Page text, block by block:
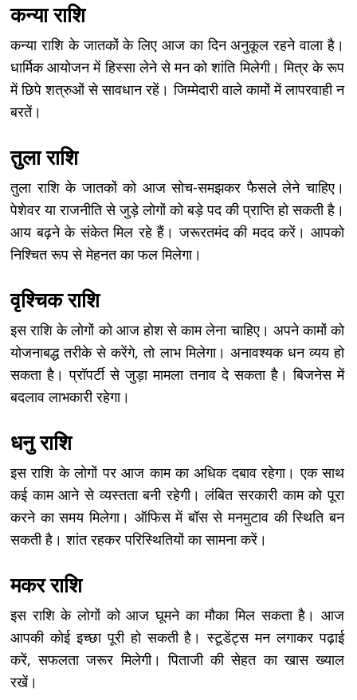
कन्या राशि
कन्या राशि के जातकों के लिए आज का दिन अनुकूल रहने वाला है।
धार्मिक आयोजन में हिस्सा लेने से मन को शांति मिलेगी। मित्र के रूप
में छिपे शत्रुओं से सावधान रहें। जिम्मेदारी वाले कामों में लापरवाही न
बरतें।
तुला राशि
तुला राशि के जातकों को आज सोच-समझकर फैसले लेने चाहिए।
पेशेवर या राजनीति से जुड़े लोगों को बड़े पद की प्राप्ति हो सकती है।
आय बढ़ने के संकेत मिल रहे हैं। जरूरतमंद की मदद करें। आपको
निश्चित रूप से मेहनत का फल मिलेगा।
वृश्चिक राशि
इस राशि के लोगों को आज होश से काम लेना चाहिए। अपने कामों को
योजनाबद्ध तरीके से करेंगे, तो लाभ मिलेगा। अनावश्यक धन व्यय हो
सकता है। प्रॉपर्टी से जुड़ा मामला तनाव दे सकता है। बिजनेस में
बदलाव लाभकारी रहेगा।
धनु राशि
इस राशि के लोगों पर आज काम का अधिक दबाव रहेगा। एक साथ
कई काम आने से व्यस्तता बनी रहेगी। लंबित सरकारी काम को पूरा
करने का समय मिलेगा। ऑफिस में बॉस से मनमुटाव की स्थिति बन
सकती है। शांत रहकर परिस्थितियों का सामना करें।
मकर राशि
इस राशि के लोगों को आज घूमने का मौका मिल सकता है। आज
आपकी कोई इच्छा पूरी हो सकती है। स्टूडेंट्स मन लगाकर पढ़ाई
करें, सफलता जरूर मिलेगी। पिताजी की सेहत का खास ख्याल
रखें।